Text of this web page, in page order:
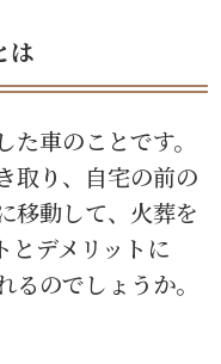
は
車のことです。
取り、自宅の前の
移動して、火葬を
とデメリットに
のでしょうか。